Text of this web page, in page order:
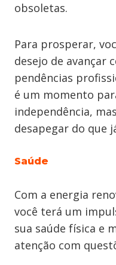
obsoletas.
Para prosperar,
desejo de avançar
pendências
é um momento
independência,
desapegar do que
Saúde
Com a energia
você terá um
sua saúde física e
atenção com